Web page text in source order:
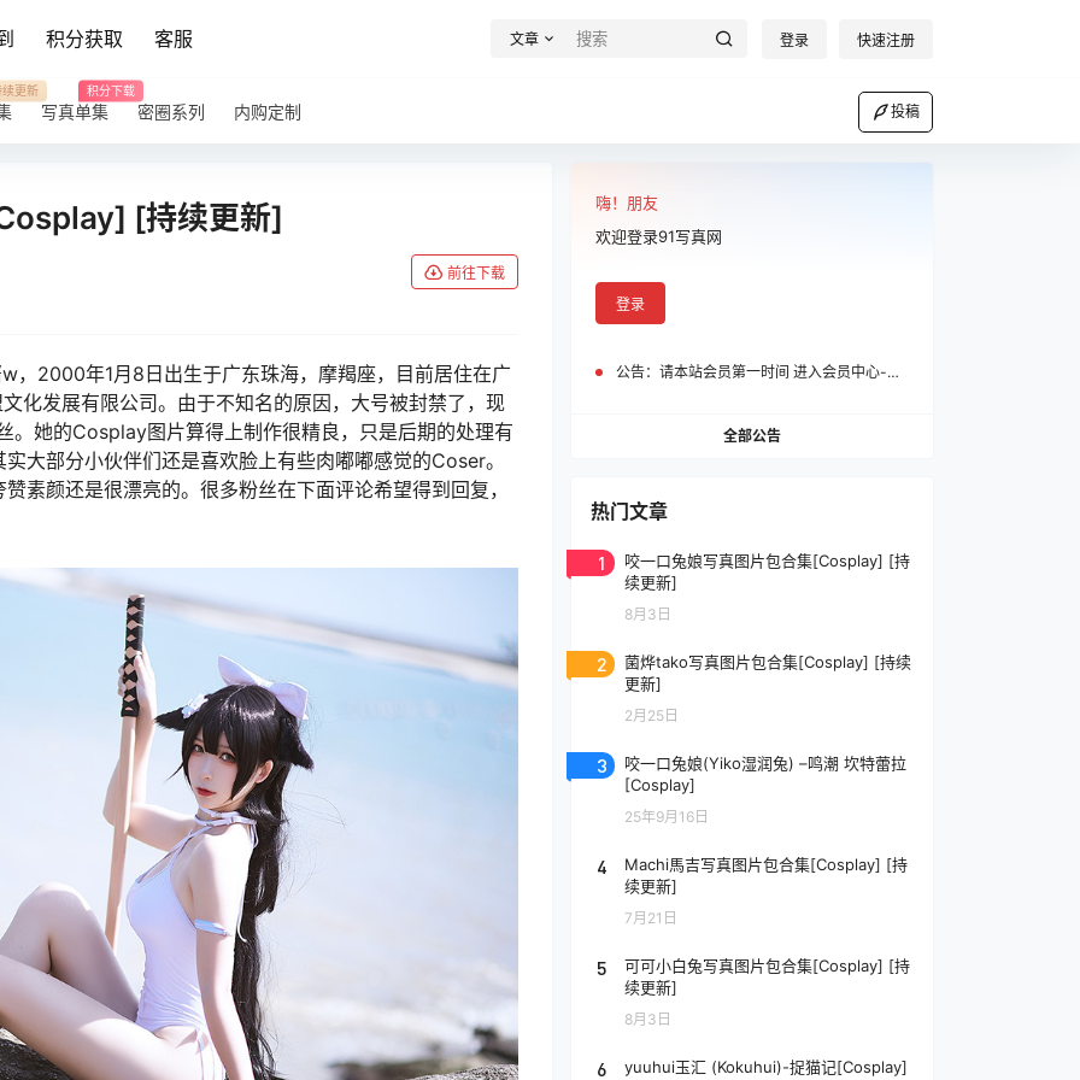
积分获取 客服 文章 登录 快速注册
续更新
写真单集
积分下载
密圈系列 内购定制 投稿
[持续更新]
前往下载
，2000年1月8日出生于广东珠海，摩羯座，目前居住在广
化发展有限公司。由于不知名的原因，大号被封禁了，现
。她的Cosplay图片算得上制作很精良，只是后期的处理有
大部分小伙伴们还是喜欢脸上有些肉嘟嘟感觉的Coser。
素颜还是很漂亮的。很多粉丝在下面评论希望得到回复，
嗨！朋友
欢迎登录91写真网
登录
公告： 请本站会员第一时间 进入会员中心-我的设置中为您的账号绑定邮箱!
全部公告
热门文章
1
咬一口兔娘写真图片包合集[Cosplay] [持
续更新]
8月3日
2
菌烨tako写真图片包合集[Cosplay] [持续
更新]
2月25日
3
咬一口兔娘(Yiko湿润兔) –鸣潮 坎特蕾拉
[Cosplay]
25年9月16日
4
Machi馬吉写真图片包合集[Cosplay] [持
续更新]
7月21日
5
可可小白兔写真图片包合集[Cosplay] [持
续更新]
8月3日
6 yuuhui玉汇 (Kokuhui)-捉猫记[Cosplay]